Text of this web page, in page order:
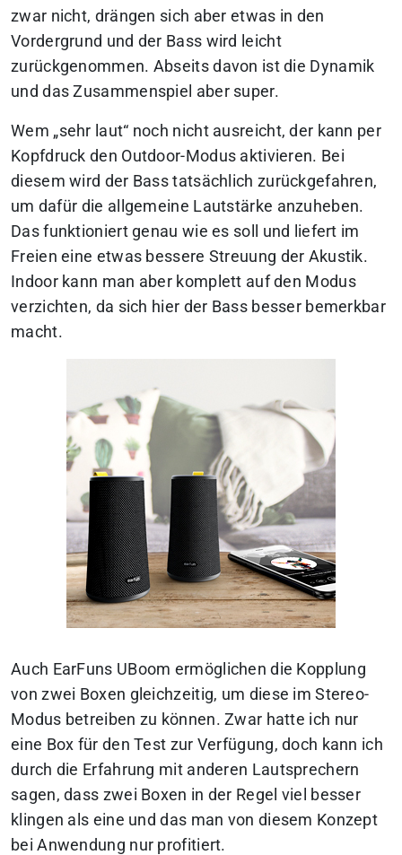
zwar nicht, drängen sich aber etwas in den
Vordergrund und der Bass wird leicht
zurückgenommen. Abseits davon ist die Dynamik
und das Zusammenspiel aber super.
Wem „sehr laut“ noch nicht ausreicht, der kann per
Kopfdruck den Outdoor-Modus aktivieren. Bei
diesem wird der Bass tatsächlich zurückgefahren,
um dafür die allgemeine Lautstärke anzuheben.
Das funktioniert genau wie es soll und liefert im
Freien eine etwas bessere Streuung der Akustik.
Indoor kann man aber komplett auf den Modus
verzichten, da sich hier der Bass besser bemerkbar
macht.
Auch EarFuns UBoom ermöglichen die Kopplung
von zwei Boxen gleichzeitig, um diese im Stereo-
Modus betreiben zu können. Zwar hatte ich nur
eine Box für den Test zur Verfügung, doch kann ich
durch die Erfahrung mit anderen Lautsprechern
sagen, dass zwei Boxen in der Regel viel besser
klingen als eine und das man von diesem Konzept
bei Anwendung nur profitiert.